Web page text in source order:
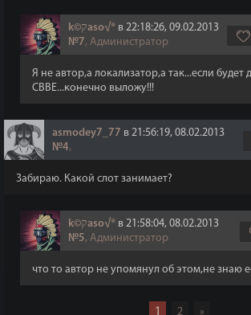
k©קaso√® в 22:18:26, 09.02.2013
№7, Администратор
Я не автор,а локализатор,а так...если будет
CBBE...конечно выложу!!!
asmodey7_77 в 21:56:19, 08.02.2013
№4,
Забираю. Какой слот занимает?
k©קaso√® в 21:58:04, 08.02.2013
№5, Администратор
что то автор не упомянул об этом,не знаю
1 2 »